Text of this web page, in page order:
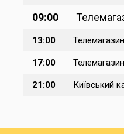
09:00
13:00
17:00
21:00 Київський